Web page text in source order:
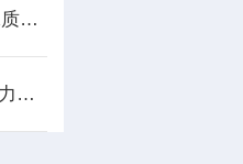
Gruenbeck过滤器：水质净化领域的“隐形卫士”
TIVAL压力传感器：压力感知的“敏锐触角”